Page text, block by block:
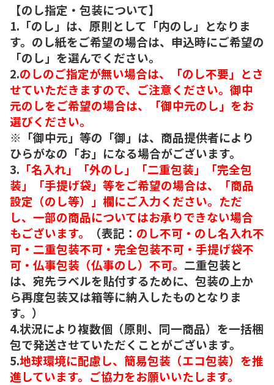
【のし指定・包装について】
1.「のし」は、原則として「内のし」となりま
す。のし紙をご希望の場合は、申込時にご希望の
「のし」を選んでください。
2.のしのご指定が無い場合は、「のし不要」とさ
せていただきますので、ご注意ください。御中
元のしをご希望の場合は、「御中元のし」をお
選びください。
※「御中元」等の「御」は、商品提供者により
ひらがなの「お」になる場合がございます。
3. 「名入れ」「外のし」「二重包装」「完全包
装」「手提げ袋」等をご希望の場合は、「商品
設定（のし等）」欄にご入力ください。ただ
し、一部の商品についてはお承りできない場合
もございます。
（表記： のし不可・のし名入れ不
可・二重包装不可・完全包装不可・手提げ袋不
可・仏事包装（仏事のし）不可。 二重包装と
は、宛先ラベルを貼付するために、包装の上か
ら再度包装又は箱等に納入したものとなりま
す。）
4.状況により複数個（原則、同一商品）を一括梱
包で発送させていただくことがございます。
5.地球環境に配慮し、簡易包装（エコ包装）を推
進しています。ご協力をお願いいたします。